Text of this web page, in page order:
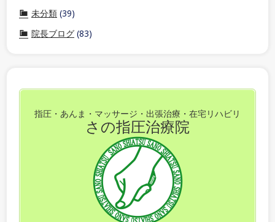
未分類 (39)
院長ブログ (83)
指圧・あんま・マッサージ・出張治療・在宅リハビリ
さの指圧治療院